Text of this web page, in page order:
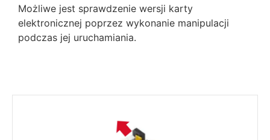
Możliwe jest sprawdzenie wersji karty
elektronicznej poprzez wykonanie manipulacji
podczas jej uruchamiania.